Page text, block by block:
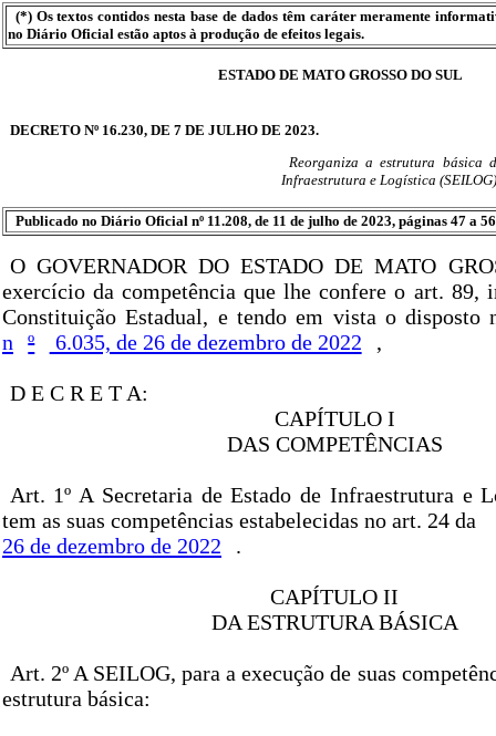
(*) Os textos contidos nesta base de dados têm caráter meramente
no Diário Oficial estão aptos à produção de efeitos legais.
ESTADO DE MATO GROSSO DO SUL
DECRETO Nº 16.230, DE 7 DE JULHO DE 2023.
Reorganiza a estrutura básica
Infraestrutura e Logística
Publicado no Diário Oficial nº 11.208, de 11 de julho de 2023, páginas 47 a
O GOVERNADOR DO ESTADO DE MATO
exercício da competência que lhe confere o art.
Constituição Estadual, e tendo em vista o
n
º 6.035, de 26 de dezembro de 2022 ,
D E C R E T A:
CAPÍTULO I
DAS COMPETÊNCIAS
Art. 1º A Secretaria de Estado de Infraestrutura e
tem as suas competências estabelecidas no art. 24 da
26 de dezembro de 2022
.
CAPÍTULO II
DA ESTRUTURA BÁSICA
Art. 2º A SEILOG, para a execução de suas
estrutura básica: